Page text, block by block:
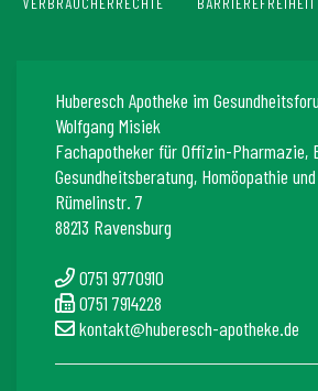
Huberesch Apotheke im
Wolfgang Misiek
Fachapotheker für Offizin-Pharmazie,
Gesundheitsberatung, Homöopathie
Rümelinstr. 7
88213 Ravensburg
0751 9770910
0751 7914228
kontakt@huberesch-apotheke.de